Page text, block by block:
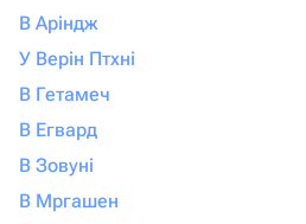
В Аріндж
У Верін Птхні
В Гетамеч
В Егвард
В Зовуні
В Мргашен